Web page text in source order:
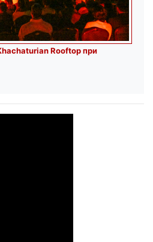
Rooftop при